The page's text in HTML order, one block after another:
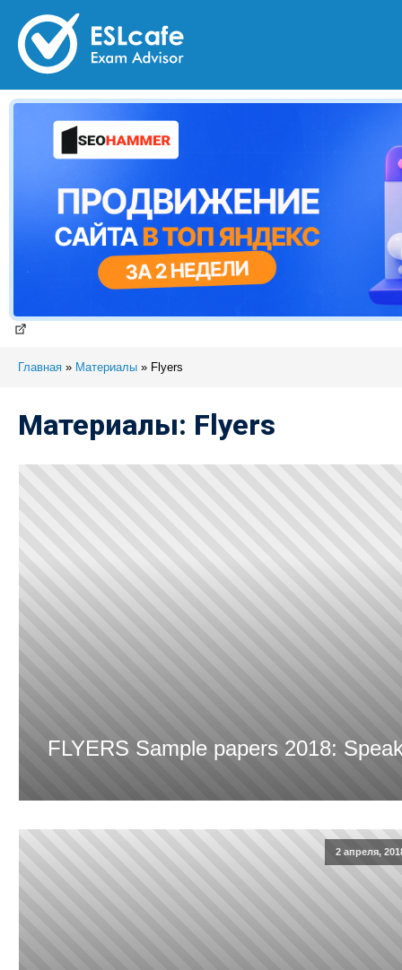
Главная » Материалы » Flyers
Материалы: Flyers
FLYERS Sample papers 2018:
2 апреля,